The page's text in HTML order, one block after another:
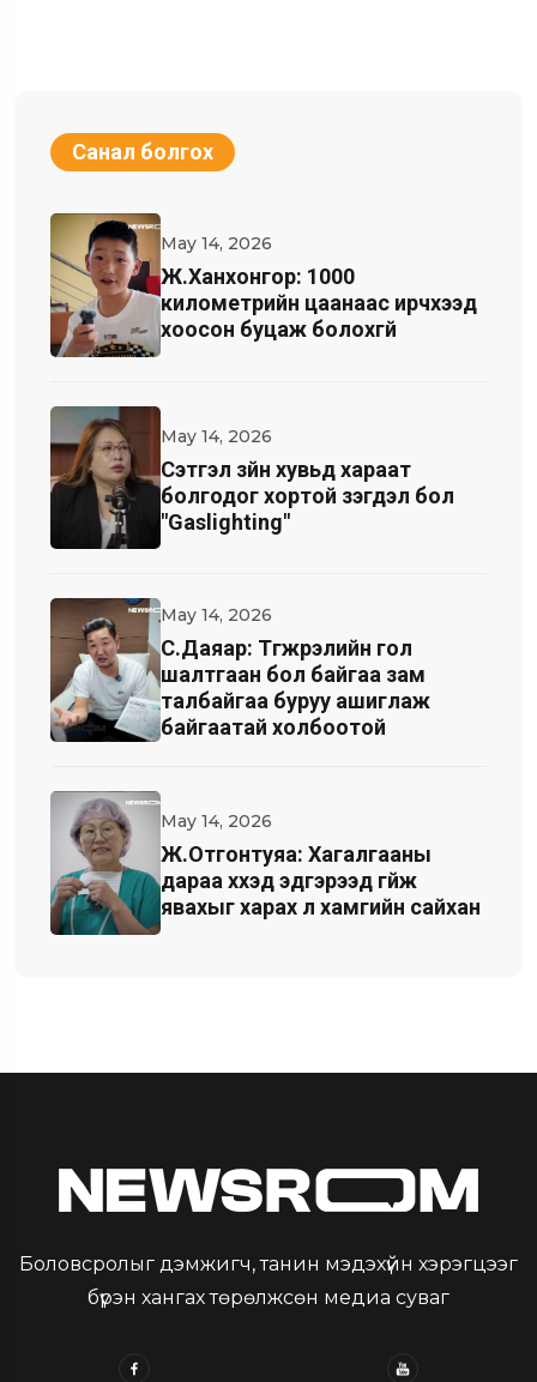
Санал болгох
May 14, 2026
Ж.Ханхонгор: 1000
километрийн цаанаас ирчхээд
хоосон буцаж болохгүй
May 14, 2026
Cэтгэл зүйн хувьд хараат
болгодог хортой үзэгдэл бол
"Gaslighting"
May 14, 2026
С.Даяар: Түгжрэлийн гол
шалтгаан бол байгаа зам
талбайгаа буруу ашиглаж
байгаатай холбоотой
May 14, 2026
Ж.Отгонтуяа: Хагалгааны
дараа хүүхэд эдгэрээд гүйж
явахыг харах л хамгийн сайхан
Боловсролыг дэмжигч, танин мэдэхүйн хэрэгцээг
бүрэн хангах төрөлжсөн медиа суваг